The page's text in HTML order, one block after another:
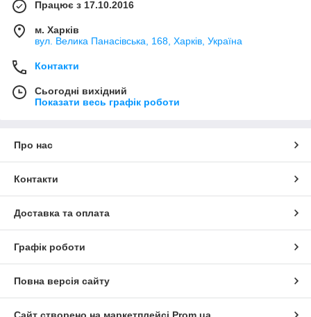
Працює з 17.10.2016
м. Харків
вул. Велика Панасівська, 168, Харків, Україна
Контакти
Сьогодні вихідний
Показати весь графік роботи
Про нас
Контакти
Доставка та оплата
Графік роботи
Повна версія сайту